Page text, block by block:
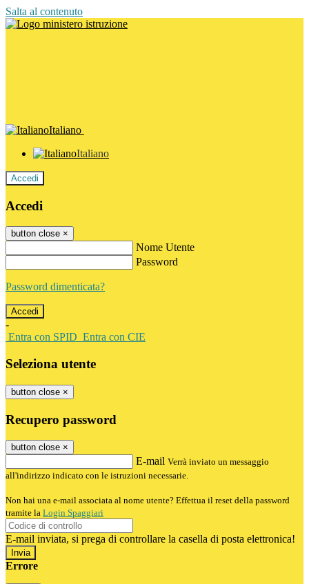
Salta al contenuto
Italiano
Italiano
Accedi
Accedi
button close ×
Nome Utente
Password
Password dimenticata?
-
Entra con SPID Entra con CIE
Seleziona utente
button close ×
Recupero password
button close ×
E-mail Verrà inviato un messaggio
all'indirizzo indicato con le istruzioni necessarie.
Non hai una e-mail associata al nome utente? Effettua il reset della password
tramite la Login Spaggiari
E-mail inviata, si prega di controllare la casella di posta elettronica!
Errore